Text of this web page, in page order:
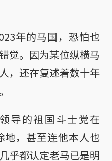
年的马国，恐怕也
觉。因为某位纵横马
，还在复述着数十年
导的祖国斗士党在
地，甚至连他本人也
乎都认定老马已是明